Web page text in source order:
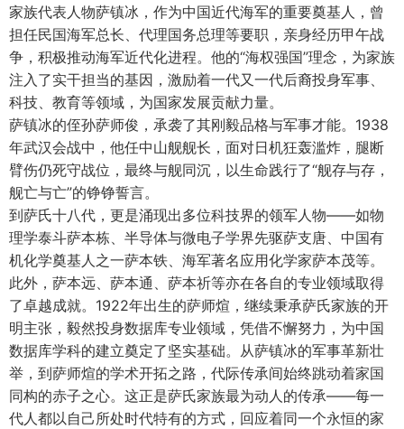
家族代表人物萨镇冰，作为中国近代海军的重要奠基人，曾
担任民国海军总长、代理国务总理等要职，亲身经历甲午战
争，积极推动海军近代化进程。他的“海权强国”理念，为家族
注入了实干担当的基因，激励着一代又一代后裔投身军事、
科技、教育等领域，为国家发展贡献力量。
萨镇冰的侄孙萨师俊，承袭了其刚毅品格与军事才能。1938
年武汉会战中，他任中山舰舰长，面对日机狂轰滥炸，腿断
臂伤仍死守战位，最终与舰同沉，以生命践行了“舰存与存，
舰亡与亡”的铮铮誓言。
到萨氏十八代，更是涌现出多位科技界的领军人物——如物
理学泰斗萨本栋、半导体与微电子学界先驱萨支唐、中国有
机化学奠基人之一萨本铁、海军著名应用化学家萨本茂等。
此外，萨本远、萨本通、萨本祈等亦在各自的专业领域取得
了卓越成就。1922年出生的萨师煊，继续秉承萨氏家族的开
明主张，毅然投身数据库专业领域，凭借不懈努力，为中国
数据库学科的建立奠定了坚实基础。从萨镇冰的军事革新壮
举，到萨师煊的学术开拓之路，代际传承间始终跳动着家国
同构的赤子之心。这正是萨氏家族最为动人的传承——每一
代人都以自己所处时代特有的方式，回应着同一个永恒的家